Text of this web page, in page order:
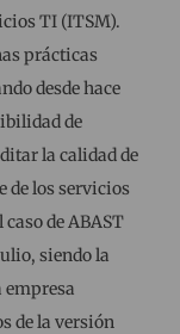
TI (ITSM).
prácticas
desde hace
de
la calidad de
de los servicios
de ABAST
siendo la
empresa
de la versión